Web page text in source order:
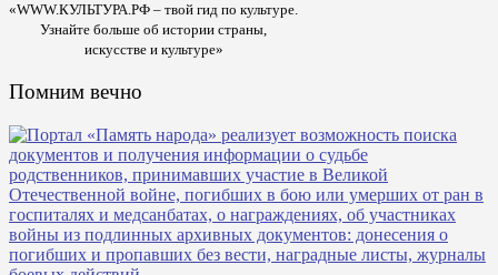
«WWW.КУЛЬТУРА.РФ – твой гид по культуре.
Узнайте больше об истории страны,
искусстве и культуре»
Помним вечно